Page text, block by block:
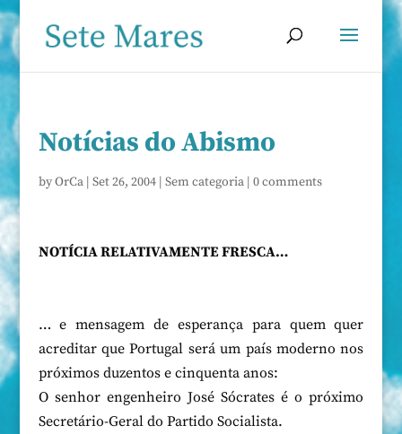
Notícias do Abismo
byOrCa| Set 26, 2004| Sem categoria| 0 comments
NOTÍCIA RELATIVAMENTE FRESCA…
… e mensagem de esperança para quem quer
acreditar que Portugal será um país moderno nos
próximos duzentos e cinquenta anos:
O senhor engenheiro José Sócrates é o próximo
Secretário-Geral do Partido Socialista.